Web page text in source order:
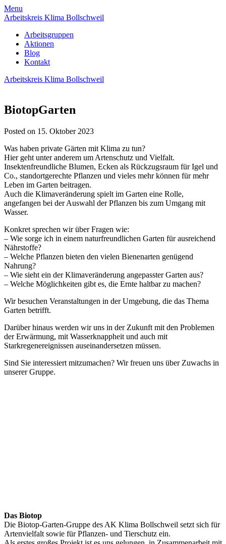
Skip
to
Menu
Arbeitskreis Klima Bollschweil
Arbeitsgruppen
Aktionen
Blog
Kontakt
Arbeitskreis Klima Bollschweil
BiotopGarten
Posted on 15. Oktober 2023
Was haben private Gärten mit Klima zu tun?
Hier geht unter anderem um Artenschutz und Vielfalt.
Insektenfreundliche Blumen, Ecken als Rückzugsraum für Igel und
Co., standortgerechte Pflanzen und vieles mehr können für mehr
Leben im Garten beitragen.
Auch die Klimaveränderung spielt im Garten eine Rolle,
angefangen bei der Auswahl der Pflanzen bis zum Umgang mit
Wasser.
Konkret sprechen wir über Fragen wie:
– Wie sorge ich in einem naturfreundlichen Garten für ausreichend
Nährstoffe?
– Welche Pflanzen bieten den vielen Bienenarten genügend
Nahrung?
– Wie sieht ein der Klimaveränderung angepasster Garten aus?
– Welche Möglichkeiten gibt es, die Ernte haltbar zu machen?
Wir besuchen Veranstaltungen in der Umgebung, die das Thema
Garten betrifft.
Darüber hinaus werden wir uns in der Zukunft mit den Problemen
der Erwärmung, mit Wasserknappheit und auch mit
Starkregenereignissen auseinandersetzen müssen.
Sind Sie interessiert mitzumachen? Wir freuen uns über Zuwachs in
unserer Gruppe.
Das Biotop
Die Biotop-Garten-Gruppe des AK Klima Bollschweil setzt sich für
Artenvielfalt sowie für Pflanzen- und Tierschutz ein.